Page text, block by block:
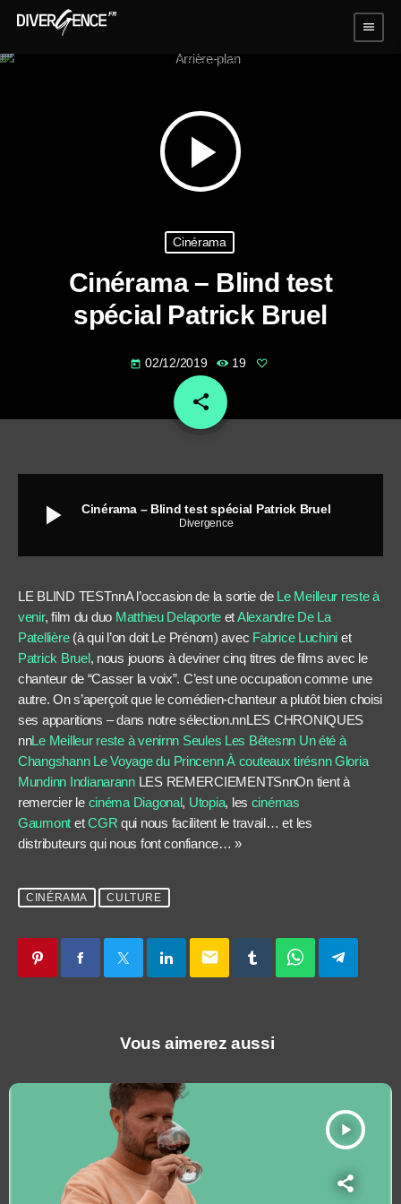
menu
play_arrow
Cinérama
Cinérama – Blind test
spécial Patrick Bruel
today 02/12/2019 19
share
email
play_arrow Cinérama – Blind test spécial Patrick Bruel
Divergence
LE BLIND TESTnnA l’occasion de la sortie de Le Meilleur reste à
venir, film du duo Matthieu Delaporte etAlexandre De La
Patellière(à qui l’on doit Le Prénom) avec Fabrice Luchini et
Patrick Bruel, nous jouons à deviner cinq titres de films avec le
chanteur de “Casser la voix”. C’est une occupation comme une
autre. On s’aperçoit que le comédien-chanteur a plutôt bien choisi
ses apparitions – dans notre sélection.nnLES CHRONIQUES
nnLe Meilleur reste à venirnn Seules Les Bêtesnn Un été à
Changshann Le Voyage du Princenn À couteaux tirésnn Gloria
Mundinn IndianarannLES REMERCIEMENTSnnOn tient à
remercier le cinéma Diagonal, Utopia, les cinémas
Gaumont etCGR qui nous facilitent le travail… et les
distributeurs qui nous font confiance… »
CINÉRAMA CULTURE
email
Vous aimerez aussi
play_arrow